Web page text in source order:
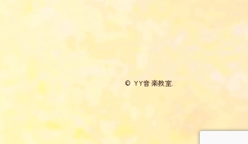
© YY音楽教室.